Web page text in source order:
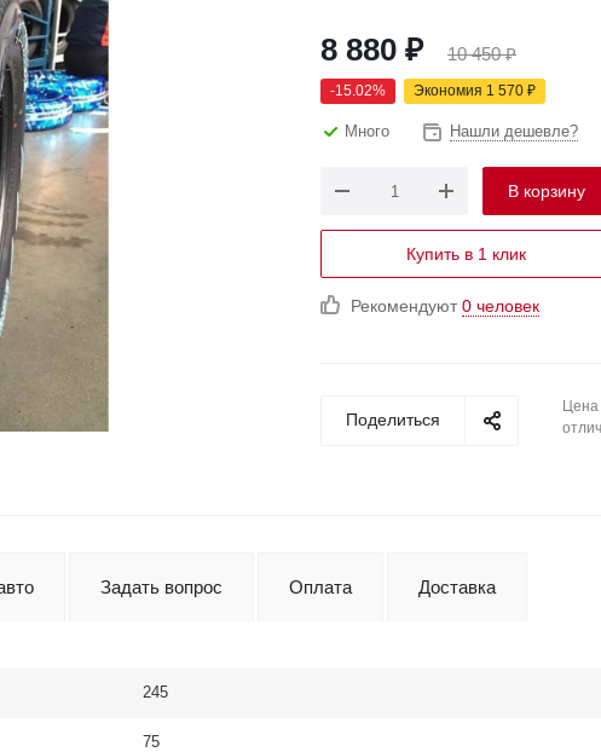
8 880 ₽ 10 450₽
-15.02% Экономия 1 570 ₽
Много Нашли дешевле?
В корзину
Купить в 1 клик
Рекомендуют0 человек
Поделиться
Цена
Задать вопрос Оплата Доставка
245
75